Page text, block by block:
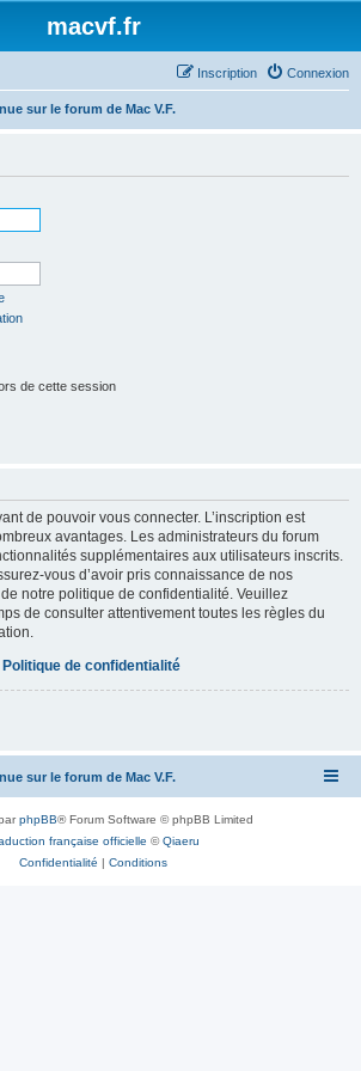
macvf.fr
Connexion
Inscription
sur le forum de Mac V.F.
de cette session
de pouvoir vous connecter. L’inscription est
avantages. Les administrateurs du forum
supplémentaires aux utilisateurs inscrits.
vous d’avoir pris connaissance de nos
notre politique de confidentialité. Veuillez
de consulter attentivement toutes les règles du
Politique de confidentialité
sur le forum de Mac V.F.
phpBB® Forum Software © phpBB Limited
française officielle ©Qiaeru
Confidentialité | Conditions